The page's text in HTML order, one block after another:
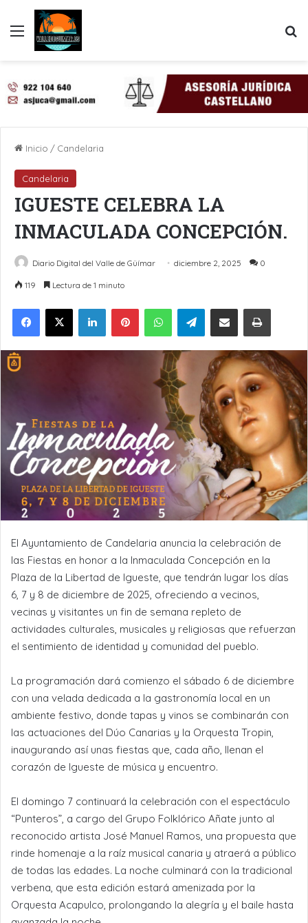
Menú
Inicio / Candelaria
Candelaria
IGUESTE CELEBRA LA
INMACULADA CONCEPCIÓN.
Diario Digital del Valle de Güímar diciembre 2, 2025 0
119 Lectura de 1 minuto
LinkedInPinterestWhatsAppTelegramCompartir por Email Imprimir
El Ayuntamiento de Candelaria anuncia la celebración de
las Fiestas en honor a la Inmaculada Concepción en la
Plaza de la Libertad de Igueste, que tendrán lugar los días
6, 7 y 8 de diciembre de 2025, ofreciendo a vecinos,
vecinas y visitantes un fin de semana repleto de
actividades culturales, musicales y religiosas que refuerzan
el sentimiento de identidad y comunidad del pueblo.
La programación dará comienzo el sábado 6 de diciembre
con una velada dedicada a la gastronomía local en un
ambiente festivo, donde tapas y vinos se combinarán con
las actuaciones del Dúo Canarias y la Orquesta Tropin,
inaugurando así unas fiestas que, cada año, llenan el
corazón de Igueste de música y encuentro.
El domingo 7 continuará la celebración con el espectáculo
“Punteros”, a cargo del Grupo Folklórico Añate junto al
reconocido artista José Manuel Ramos, una propuesta que
rinde homenaje a la raíz musical canaria y atraerá a público
de todas las edades. La noche culminará con la tradicional
verbena, que esta edición estará amenizada por la
Orquesta Acapulco, prolongando la alegría y el baile hasta